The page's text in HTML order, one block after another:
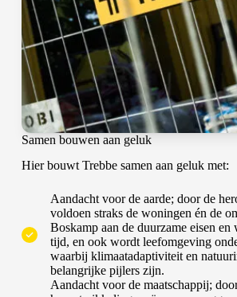
Samen bouwen aan geluk
Hier bouwt Trebbe samen aan geluk met:
Aandacht voor de aarde; door de
voldoen straks de woningen én de
Boskamp aan de duurzame eisen en
tijd, en ook wordt leefomgeving
waarbij klimaatadaptiviteit en
belangrijke pijlers zijn.
Aandacht voor de maatschappij;